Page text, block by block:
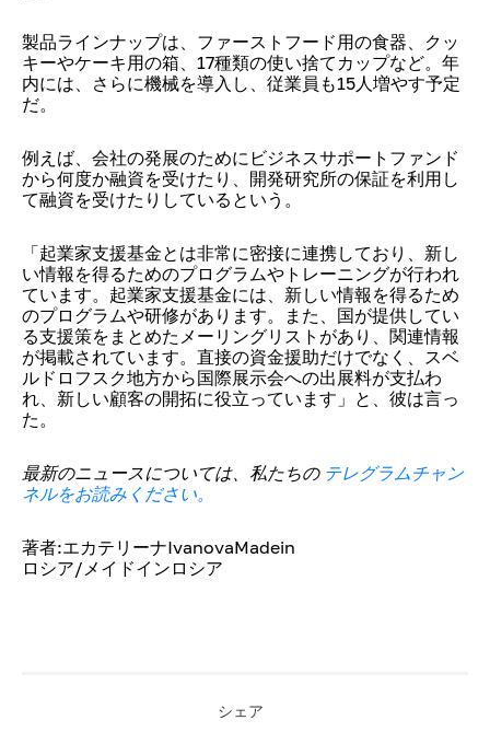
製品ラインナップは、ファーストフード用の食器、クッ
キーやケーキ用の箱、17種類の使い捨てカップなど。年
内には、さらに機械を導入し、従業員も15人増やす予定
だ。
例えば、会社の発展のためにビジネスサポートファンド
から何度か融資を受けたり、開発研究所の保証を利用し
て融資を受けたりしているという。
「起業家支援基金とは非常に密接に連携しており、新し
い情報を得るためのプログラムやトレーニングが行われ
ています。起業家支援基金には、新しい情報を得るため
のプログラムや研修があります。また、国が提供してい
る支援策をまとめたメーリングリストがあり、関連情報
が掲載されています。直接の資金援助だけでなく、スベ
ルドロフスク地方から国際展示会への出展料が支払わ
れ、新しい顧客の開拓に役立っています」と、彼は言っ
た。
最新のニュースについては、私たちの テレグラムチャン
ネルをお読みください。
著者:エカテリーナIvanovaMadein
ロシア/メイドインロシア
シェア